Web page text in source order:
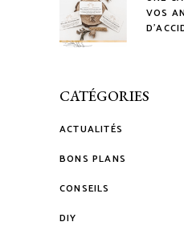
VOS
CATÉGORIES
ACTUALITÉS
BONS PLANS
CONSEILS
DIY